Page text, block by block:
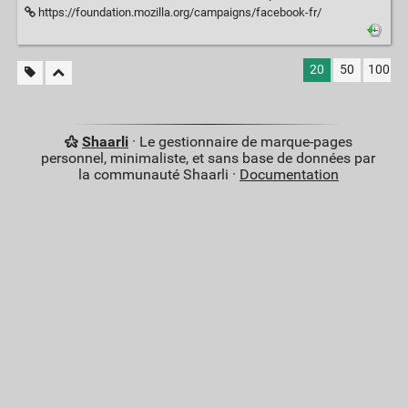
https://foundation.mozilla.org/campaigns/facebook-fr/
20 50 100
Shaarli· Le gestionnaire de marque-pages
personnel, minimaliste, et sans base de données par
la communauté Shaarli · Documentation